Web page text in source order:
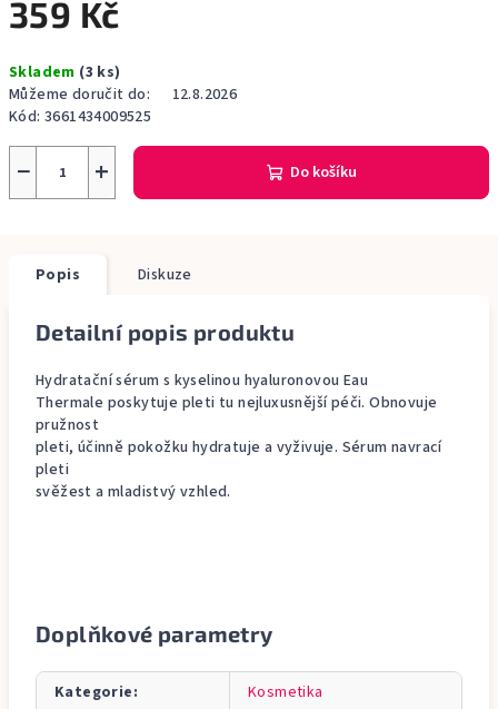
359 Kč
cena:
Skladem (3 ks)
Můžeme doručit do:
12.8.2026
Kód: 3661434009525
+
− Do košíku
Popis Diskuze
Detailní popis produktu
Hydratační sérum s kyselinou hyaluronovou Eau
Thermale poskytuje pleti tu nejluxusnější péči. Obnovuje
pružnost
pleti, účinně pokožku hydratuje a vyživuje. Sérum navrací
pleti
svěžest a mladistvý vzhled.
Doplňkové parametry
Kategorie:
Kosmetika